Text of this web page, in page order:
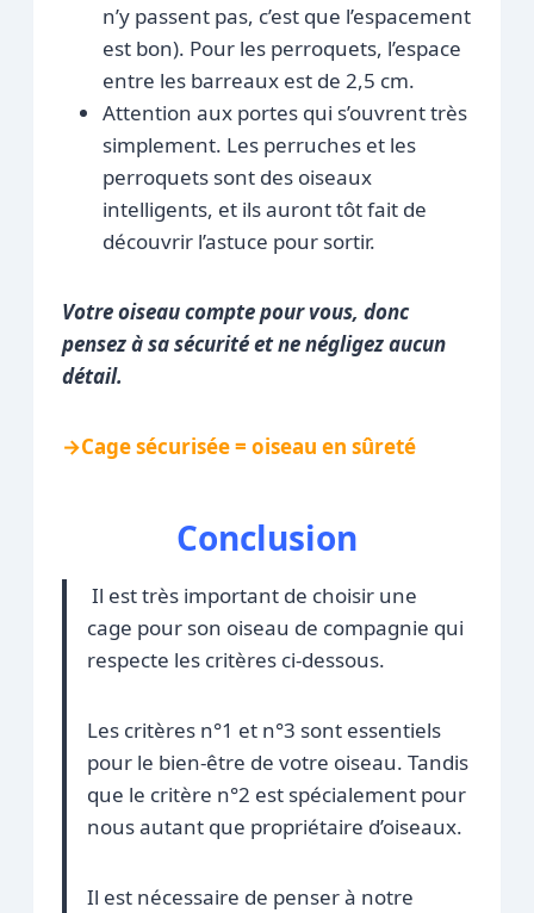
n’y passent pas, c’est que l’espacement
est bon). Pour les perroquets, l’espace
entre les barreaux est de 2,5 cm.
Attention aux portes qui s’ouvrent très
simplement. Les perruches et les
perroquets sont des oiseaux
intelligents, et ils auront tôt fait de
découvrir l’astuce pour sortir.
Votre oiseau compte pour vous, donc
pensez à sa sécurité et ne négligez aucun
détail.
→Cage sécurisée = oiseau en sûreté
Conclusion
Il est très important de choisir une
cage pour son oiseau de compagnie qui
respecte les critères ci-dessous.
Les critères n°1 et n°3 sont essentiels
pour le bien-être de votre oiseau. Tandis
que le critère n°2 est spécialement pour
nous autant que propriétaire d’oiseaux.
Il est nécessaire de penser à notre